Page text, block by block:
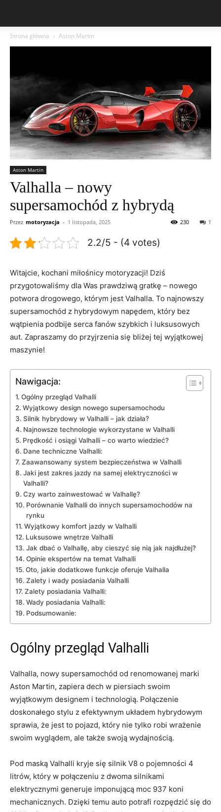
Strona główna Aston Martin
Aston Martin
Valhalla – nowy
supersamochód z hybrydą
Przez motoryzacja - 1 listopada, 2025 1
230
2.2/5 - (4 votes)
Witajcie,​ kochani miłośnicy motoryzacji! Dziś‌
przygotowaliśmy dla⁤ Was prawdziwą gratkę – ⁢nowego
potwora drogowego, którym jest Valhalla. To najnowszy
supersamochód z‍ hybrydowym napędem, który bez
‍wątpienia podbije serca fanów⁣ szybkich i luksusowych
aut. Zapraszamy do ‌przyjrzenia się bliżej tej ‍wyjątkowej
maszynie!
Nawigacja:
Ogólny przegląd Valhalli
Wyjątkowy design ​nowego supersamochodu
Silnik hybrydowy w Valhalli – jak działa?
Najnowsze technologie wykorzystane w⁣ Valhalli
Prędkość i osiągi Valhalli – ‌co warto wiedzieć?
Dane techniczne Valhalli:
Zaawansowany system bezpieczeństwa w‌ Valhalli
Jaki jest zakres jazdy na ‍samej elektryczności w
⁢Valhalli?
Czy warto ​zainwestować w Valhallę?
Porównanie Valhalli do innych supersamochodów⁢ na
rynku
Wyjątkowy komfort jazdy w Valhalli
Luksusowe wnętrze Valhalli
Jak dbać​ o Valhallę, aby cieszyć się⁢ nią jak‌ najdłużej?
Opinie ⁣ekspertów na temat Valhalli
Oto, jakie dodatkowe funkcje oferuje Valhalla
Zalety i wady posiadania Valhalli
Zalety posiadania Valhalli:
Wady posiadania ‍Valhalli:
Podsumowanie:
Ogólny przegląd Valhalli
Valhalla, nowy ⁣supersamochód od renomowanej marki
Aston⁢ Martin, ⁣zapiera dech w ​piersiach swoim
wyjątkowym⁤ designem i technologią. Połączenie
doskonałego stylu ⁣z efektywnym układem hybrydowym⁣
sprawia, ‌że jest ‌to pojazd, który nie tylko robi wrażenie
swoim wyglądem, ale także swoją ​wydajnością.
Pod maską Valhalli‌ kryje się ‌silnik V8 o⁢ pojemności 4
litrów, który w​ połączeniu z dwoma silnikami
elektrycznymi generuje imponującą moc 937 koni
mechanicznych. Dzięki temu auto potrafi rozpędzić się do